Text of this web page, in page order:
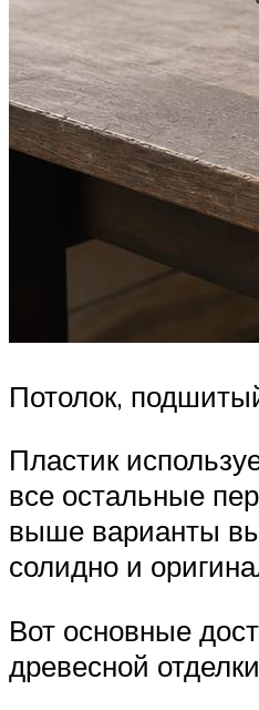
Потолок,
Пластик
все остальные
выше варианты
солидно и
Вот основные
древесной